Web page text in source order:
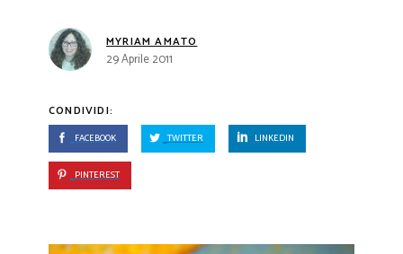
MYRIAM AMATO
29 Aprile 2011
CONDIVIDI:
FACEBOOK TWITTER LINKEDIN
PINTEREST